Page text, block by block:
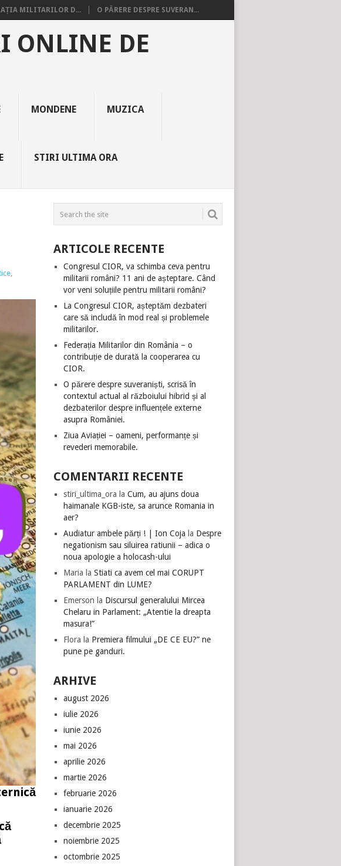
MILITARILOR D... O PĂRERE DESPRE SUVERAN...
ONLINE DE
MONDENE MUZICA
STIRI ULTIMA ORA
,
ARTICOLE RECENTE
Congresul CIOR, va schimba ceva pentru
militarii români? 11 ani de așteptare. Când
vor veni soluțiile pentru militarii români?
La Congresul CIOR, așteptăm dezbateri
care să includă în mod real și problemele
militarilor.
Federația Militarilor din România – o
contribuție de durată la cooperarea cu
CIOR.
O părere despre suveraniști, scrisă în
contextul actual al războiului hibrid și al
dezbaterilor despre influențele externe
asupra României.
Ziua Aviației – oameni, performanțe și
revederi memorabile.
COMENTARII RECENTE
stiri_ultima_ora laCum, au ajuns doua
haimanale KGB-iste, sa arunce Romania in
aer?
Audiatur ambele părți ! | Ion Coja la Despre
negationism sau siluirea ratiunii – adica o
noua apologie a holocash-ului
Maria laStiati ca avem cel mai CORUPT
PARLAMENT din LUME?
Emerson la Discursul generalului Mircea
Chelaru in Parlament: „Atentie la dreapta
masura!”
Flora la Premiera filmului „DE CE EU?” ne
pune pe ganduri.
ARHIVE
august 2026
iulie 2026
iunie 2026
mai 2026
aprilie 2026
martie 2026
februarie 2026
ianuarie 2026
decembrie 2025
noiembrie 2025
octombrie 2025